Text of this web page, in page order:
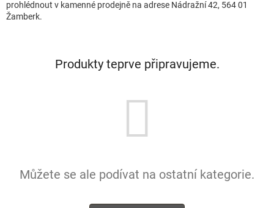
prohlédnout v kamenné prodejně na adrese Nádražní 42, 564 01
Žamberk.
Produkty teprve připravujeme.
Můžete se ale podívat na ostatní kategorie.